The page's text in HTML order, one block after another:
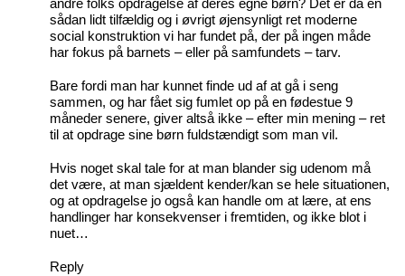
andre folks opdragelse af deres egne børn? Det er da en
sådan lidt tilfældig og i øvrigt øjensynligt ret moderne
social konstruktion vi har fundet på, der på ingen måde
har fokus på barnets – eller på samfundets – tarv.
Bare fordi man har kunnet finde ud af at gå i seng
sammen, og har fået sig fumlet op på en fødestue 9
måneder senere, giver altså ikke – efter min mening – ret
til at opdrage sine børn fuldstændigt som man vil.
Hvis noget skal tale for at man blander sig udenom må
det være, at man sjældent kender/kan se hele situationen,
og at opdragelse jo også kan handle om at lære, at ens
handlinger har konsekvenser i fremtiden, og ikke blot i
nuet…
Reply